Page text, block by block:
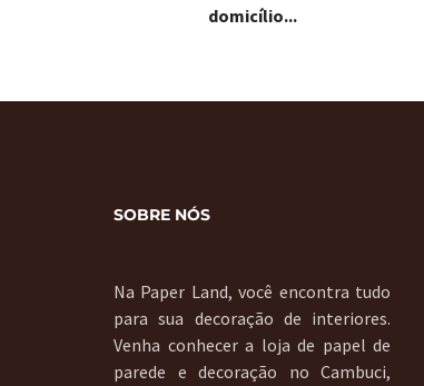
domicílio...
SOBRE NÓS
Na Paper Land, você encontra tudo
para sua decoração de interiores.
Venha conhecer a loja de papel de
parede e decoração no Cambuci,